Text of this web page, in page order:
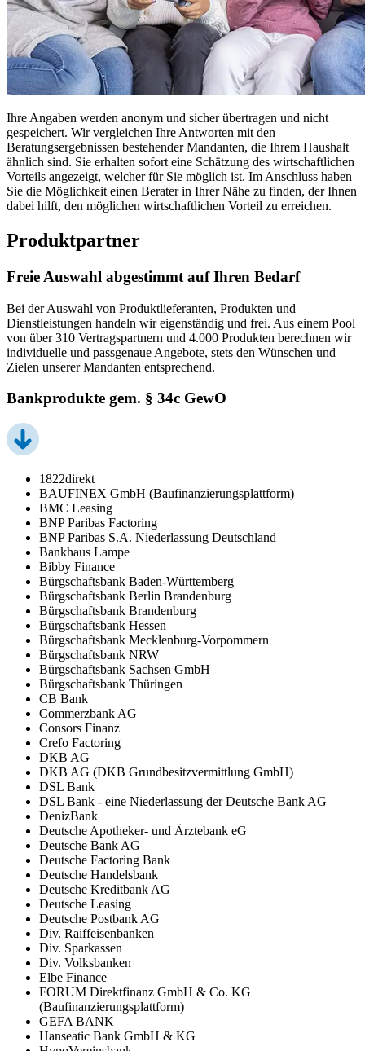
Ihre Angaben werden anonym und sicher übertragen und nicht
gespeichert. Wir vergleichen Ihre Antworten mit den
Beratungsergebnissen bestehender Mandanten, die Ihrem Haushalt
ähnlich sind. Sie erhalten sofort eine Schätzung des wirtschaftlichen
Vorteils angezeigt, welcher für Sie möglich ist. Im Anschluss haben
Sie die Möglichkeit einen Berater in Ihrer Nähe zu finden, der Ihnen
dabei hilft, den möglichen wirtschaftlichen Vorteil zu erreichen.
Produktpartner
Freie Auswahl abgestimmt auf Ihren Bedarf
Bei der Auswahl von Produktlieferanten, Produkten und
Dienstleistungen handeln wir eigenständig und frei. Aus einem Pool
von über 310 Vertragspartnern und 4.000 Produkten berechnen wir
individuelle und passgenaue Angebote, stets den Wünschen und
Zielen unserer Mandanten entsprechend.
Bankprodukte gem. § 34c GewO
1822direkt
BAUFINEX GmbH (Baufinanzierungsplattform)
BMC Leasing
BNP Paribas Factoring
BNP Paribas S.A. Niederlassung Deutschland
Bankhaus Lampe
Bibby Finance
Bürgschaftsbank Baden-Württemberg
Bürgschaftsbank Berlin Brandenburg
Bürgschaftsbank Brandenburg
Bürgschaftsbank Hessen
Bürgschaftsbank Mecklenburg-Vorpommern
Bürgschaftsbank NRW
Bürgschaftsbank Sachsen GmbH
Bürgschaftsbank Thüringen
CB Bank
Commerzbank AG
Consors Finanz
Crefo Factoring
DKB AG
DKB AG (DKB Grundbesitzvermittlung GmbH)
DSL Bank
DSL Bank - eine Niederlassung der Deutsche Bank AG
DenizBank
Deutsche Apotheker- und Ärztebank eG
Deutsche Bank AG
Deutsche Factoring Bank
Deutsche Handelsbank
Deutsche Kreditbank AG
Deutsche Leasing
Deutsche Postbank AG
Div. Raiffeisenbanken
Div. Sparkassen
Div. Volksbanken
Elbe Finance
FORUM Direktfinanz GmbH & Co. KG
(Baufinanzierungsplattform)
GEFA BANK
Hanseatic Bank GmbH & KG